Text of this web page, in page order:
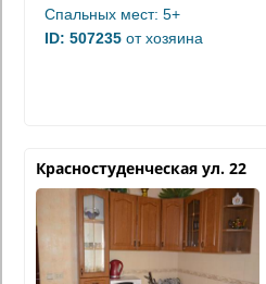
Спальных мест: 5+
ID: 507235 от хозяина
Красностуденческая ул. 22